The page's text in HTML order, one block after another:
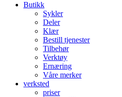
Butikk
Sykler
Deler
Klær
Bestill tjenester
Tilbehør
Verktøy
Ernæring
Våre merker
verksted
priser